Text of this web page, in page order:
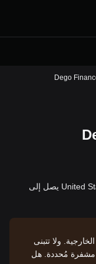
سعر Dego Finance (DEGO) في United States Dollar يصل إلى
ولا تتبنى
مشفرة مُحددة. هل